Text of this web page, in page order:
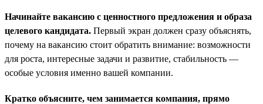
Начинайте вакансию с ценностного предложения и образа
целевого кандидата. Первый экран должен сразу объяснять,
почему на вакансию стоит обратить внимание: возможности
для роста, интересные задачи и развитие, стабильность —
особые условия именно вашей компании.
Кратко объясните, чем занимается компания, прямо